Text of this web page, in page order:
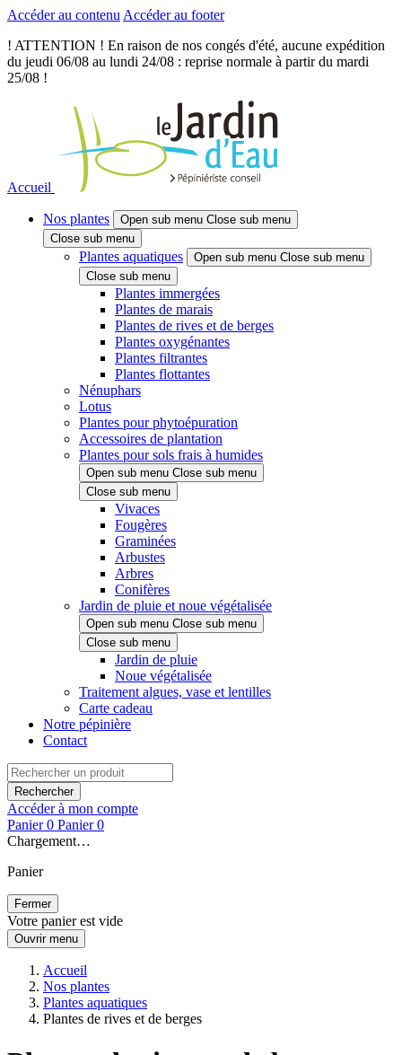
Accéder au contenu Accéder au footer
! ATTENTION ! En raison de nos congés d'été, aucune expédition
du jeudi 06/08 au lundi 24/08 : reprise normale à partir du mardi
25/08 !
Accueil
Nos plantes Open sub menu Close sub menu
Close sub menu
Plantes aquatiques Open sub menu Close sub menu
Close sub menu
Plantes immergées
Plantes de marais
Plantes de rives et de berges
Plantes oxygénantes
Plantes filtrantes
Plantes flottantes
Nénuphars
Lotus
Plantes pour phytoépuration
Accessoires de plantation
Plantes pour sols frais à humides
Open sub menu Close sub menu
Close sub menu
Vivaces
Fougères
Graminées
Arbustes
Arbres
Conifères
Jardin de pluie et noue végétalisée
Open sub menu Close sub menu
Close sub menu
Jardin de pluie
Noue végétalisée
Traitement algues, vase et lentilles
Carte cadeau
Notre pépinière
Contact
Rechercher
Accéder à mon compte
Panier 0 Panier 0
Chargement…
Panier
Fermer
Votre panier est vide
Ouvrir menu
Accueil
Nos plantes
Plantes aquatiques
Plantes de rives et de berges